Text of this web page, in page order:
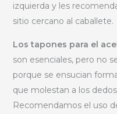
izquierda y les
sitio cercano al caballete.
Los tapones para el
son esenciales, pero no
porque se ensucian
que molestan a los
Recomendamos el uso